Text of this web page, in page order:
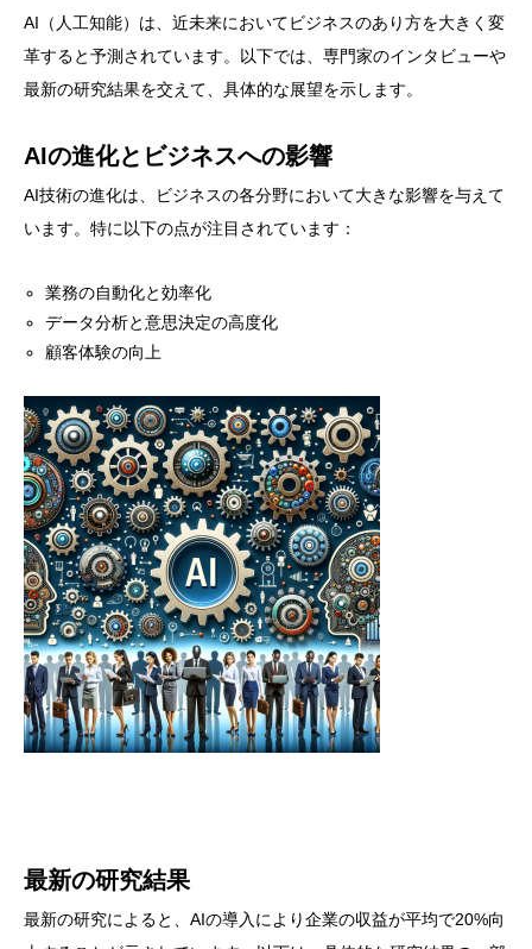
AI（人工知能）は、近未来においてビジネスのあり方を大きく変
革すると予測されています。以下では、専門家のインタビューや
最新の研究結果を交えて、具体的な展望を示します。
AIの進化とビジネスへの影響
AI技術の進化は、ビジネスの各分野において大きな影響を与えて
います。特に以下の点が注目されています：
業務の自動化と効率化
データ分析と意思決定の高度化
顧客体験の向上
最新の研究結果
最新の研究によると、AIの導入により企業の収益が平均で20%向